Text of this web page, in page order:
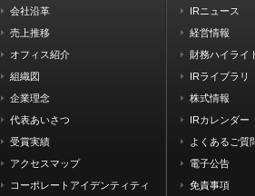
会社沿革
売上推移
オフィス紹介
組織図
企業理念
代表あいさつ
受賞実績
アクセスマップ
コーポレートアイデンティティ
IRニュース
経営情報
財務ハイライ
IRライブラリ
株式情報
IRカレンダー
よくあるご質
電子公告
免責事項